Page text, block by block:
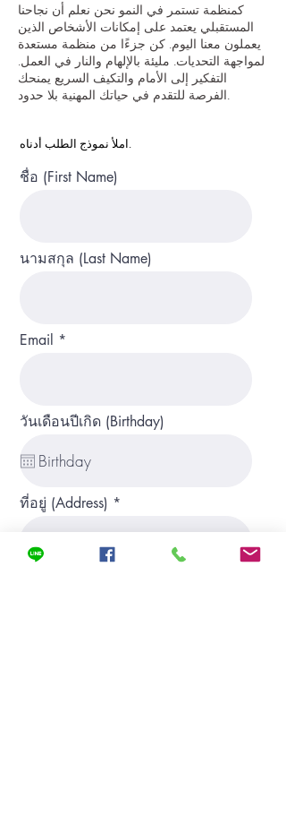
كمنظمة تستمر في النمو نحن نعلم أن نجاحنا
المستقبلي يعتمد على إمكانات الأشخاص الذين
يعملون معنا اليوم. كن جزءًا من منظمة مستعدة
لمواجهة التحديات. مليئة بالإلهام والنار في العمل.
التفكير إلى الأمام والتكيف السريع يمنحك
الفرصة للتقدم في حياتك المهنية بلا حدود.
املأ نموذج الطلب أدناه.
ชื่อ (First Name)
นามสกุล (Last Name)
Email
วันเดือนปีเกิด (Birthday)
ที่อยู่ (Address)